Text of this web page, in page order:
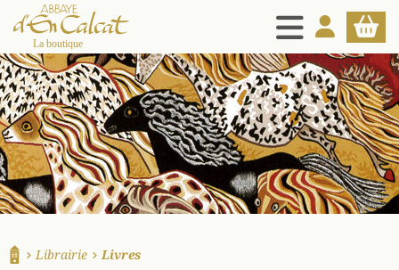
MENU
La boutique d'en Calcat
MON PANIER
Librairie Livres